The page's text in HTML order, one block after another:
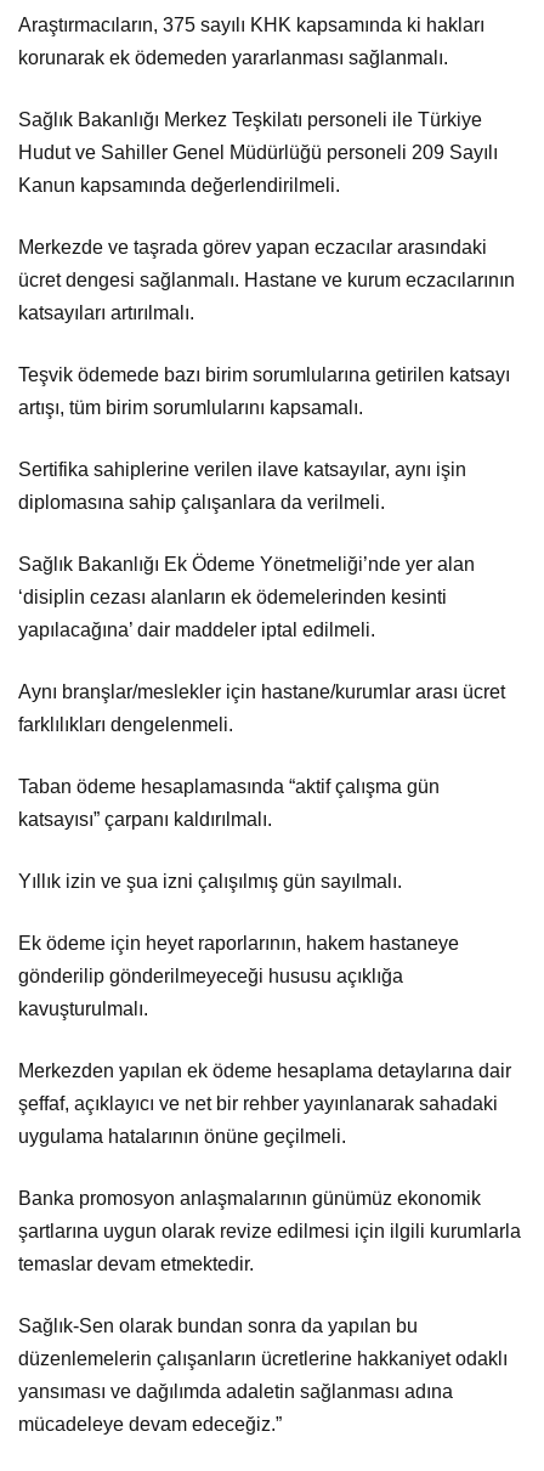
Araştırmacıların, 375 sayılı KHK kapsamında ki hakları
korunarak ek ödemeden yararlanması sağlanmalı.
Sağlık Bakanlığı Merkez Teşkilatı personeli ile Türkiye
Hudut ve Sahiller Genel Müdürlüğü personeli 209 Sayılı
Kanun kapsamında değerlendirilmeli.
Merkezde ve taşrada görev yapan eczacılar arasındaki
ücret dengesi sağlanmalı. Hastane ve kurum eczacılarının
katsayıları artırılmalı.
Teşvik ödemede bazı birim sorumlularına getirilen katsayı
artışı, tüm birim sorumlularını kapsamalı.
Sertifika sahiplerine verilen ilave katsayılar, aynı işin
diplomasına sahip çalışanlara da verilmeli.
Sağlık Bakanlığı Ek Ödeme Yönetmeliği’nde yer alan
‘disiplin cezası alanların ek ödemelerinden kesinti
yapılacağına’ dair maddeler iptal edilmeli.
Aynı branşlar/meslekler için hastane/kurumlar arası ücret
farklılıkları dengelenmeli.
Taban ödeme hesaplamasında “aktif çalışma gün
katsayısı” çarpanı kaldırılmalı.
Yıllık izin ve şua izni çalışılmış gün sayılmalı.
Ek ödeme için heyet raporlarının, hakem hastaneye
gönderilip gönderilmeyeceği hususu açıklığa
kavuşturulmalı.
Merkezden yapılan ek ödeme hesaplama detaylarına dair
şeffaf, açıklayıcı ve net bir rehber yayınlanarak sahadaki
uygulama hatalarının önüne geçilmeli.
Banka promosyon anlaşmalarının günümüz ekonomik
şartlarına uygun olarak revize edilmesi için ilgili kurumlarla
temaslar devam etmektedir.
Sağlık-Sen olarak bundan sonra da yapılan bu
düzenlemelerin çalışanların ücretlerine hakkaniyet odaklı
yansıması ve dağılımda adaletin sağlanması adına
mücadeleye devam edeceğiz.”